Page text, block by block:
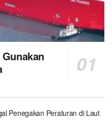
Penegakan Peraturan di Laut